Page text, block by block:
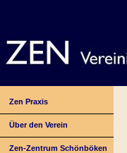
Zen Praxis
Über den Verein
Zen-Zentrum Schönböken